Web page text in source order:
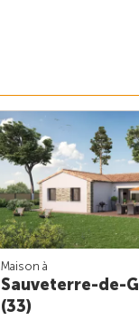
Maison à
Sauveterre-de-
(33)